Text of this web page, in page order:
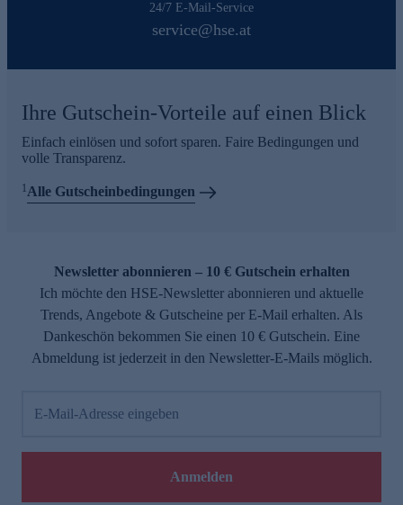
24/7 E-Mail-Service
service@hse.at
Ihre Gutschein-Vorteile auf einen Blick
Einfach einlösen und sofort sparen. Faire Bedingungen und
volle Transparenz.
1Alle Gutscheinbedingungen
Newsletter abonnieren – 10 € Gutschein erhalten
Ich möchte den HSE-Newsletter abonnieren und aktuelle
Trends, Angebote & Gutscheine per E-Mail erhalten. Als
Dankeschön bekommen Sie einen 10 € Gutschein. Eine
Abmeldung ist jederzeit in den Newsletter-E-Mails möglich.
E-Mail-Adresse eingeben
Anmelden